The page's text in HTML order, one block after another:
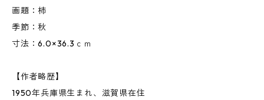
画題：柿
季節：秋
寸法：6.0×36.3ｃｍ
【作者略歴】
1950年兵庫県生まれ、滋賀県在住